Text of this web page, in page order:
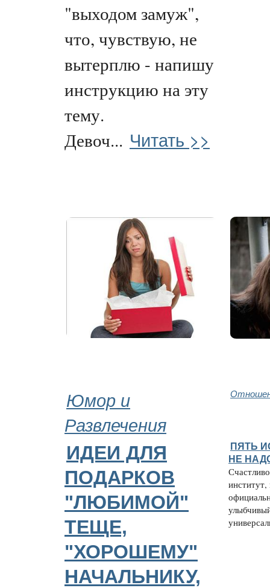
"выходом замуж",
что, чувствую, не
вытерплю - напишу
инструкцию на эту
тему.
Девоч... Читать >>
Юмор и
Развлечения
ИДЕИ ДЛЯ
ПОДАРКОВ
"ЛЮБИМОЙ"
ТЕЩЕ,
"ХОРОШЕМУ"
НАЧАЛЬНИКУ,
ПЯТЬ
НЕ